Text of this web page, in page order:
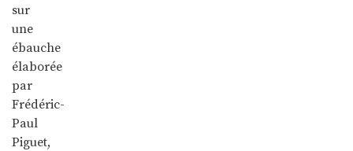
sur
une
ébauche
élaborée
par
Frédéric-
Paul
Piguet,